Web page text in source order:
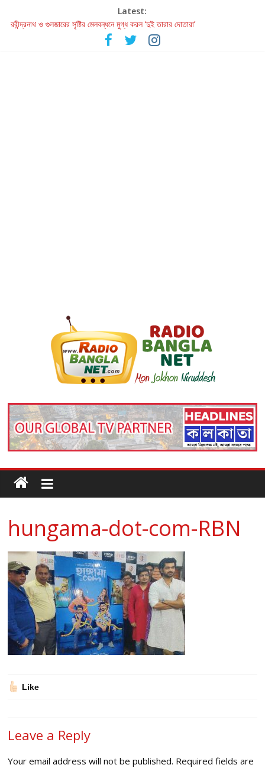
Latest:
রবীন্দ্রনাথ ও গুলজারের সৃষ্টির মেলবন্ধনে মুগ্ধ করল ‘দুই তারার দোতারা’
কলের গান থেকে রীলস্ — বাঙালির গান শোনার বিবর্তনের গল্প
জগন্নাথমঙ্গলম্ — বাংলায় প্রথমবার মঞ্চে এবার রথযাত্রার উদযাপন
hungama-dot-com-RBN
Like
Leave a Reply
Your email address will not be published. Required fields are